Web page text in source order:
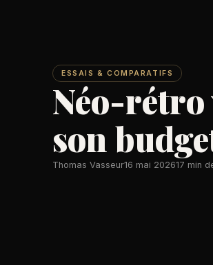
ESSAIS & COMPARATIFS
Néo-rétro
son
Thomas Vasseur16 mai 202617 min